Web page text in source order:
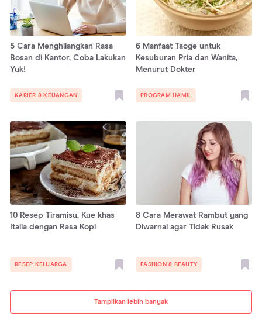
Tampilkan lebih banyak
5 Cara Menghilangkan Rasa
Bosan di Kantor, Coba Lakukan
Yuk!
KARIER & KEUANGAN
6 Manfaat Taoge untuk
Kesuburan Pria dan Wanita,
Menurut Dokter
PROGRAM HAMIL
10 Resep Tiramisu, Kue khas
Italia dengan Rasa Kopi
RESEP KELUARGA
8 Cara Merawat Rambut yang
Diwarnai agar Tidak Rusak
FASHION & BEAUTY